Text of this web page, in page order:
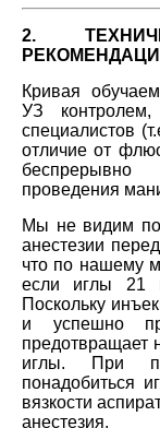
2.
Кривая
УЗ
специалистов
отличие от
проведения
Мы не видим
анестезии
что по нашему
если иглы 21
Поскольку
и успешно
предотвращает
иглы. При
понадобиться
вязкости
анестезия.